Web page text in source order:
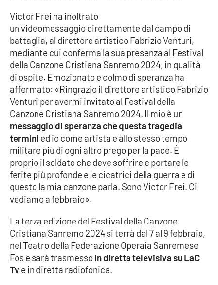
Ambiente
Cronaca
Cultura
Economia e Lavoro
Politica
Sanità
Società
Sport
RUBRICHE
Good Morning Vietnam
Parchi Marini Calabria
Victor Frei ha inoltrato
un videomessaggio direttamente dal campo di
battaglia, al direttore artistico Fabrizio Venturi,
mediante cui conferma la sua presenza al Festival
della Canzone Cristiana Sanremo 2024, in qualità
di ospite. Emozionato e colmo di speranza ha
affermato: «Ringrazio il direttore artistico Fabrizio
Venturi per avermi invitato al Festival della
Canzone Cristiana Sanremo 2024. Il mio è un
messaggio di speranza che questa tragedia
termini ed io come artista e allo stesso tempo
militare più di ogni altro prego per la pace. È
proprio il soldato che deve soffrire e portare le
ferite più profonde e le cicatrici della guerra e di
questo la mia canzone parla. Sono Victor Frei. Ci
vediamo a febbraio».
La terza edizione del Festival della Canzone
Cristiana Sanremo 2024 si terrà dal 7 al 9 febbraio,
nel Teatro della Federazione Operaia Sanremese
Fos e sarà trasmessoin diretta televisiva su LaC
Tv e in diretta radiofonica.